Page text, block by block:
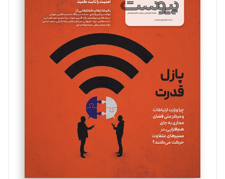
مینا پاکدل
یسنا امان‌پور
تحریریه
ملینا جعفری
تحریریه
مصطفی مسجدی آرانی